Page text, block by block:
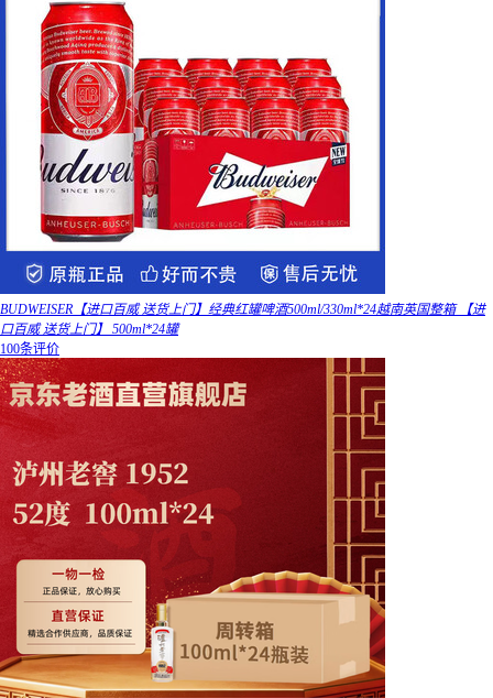
BUDWEISER【进口百威 送货上门】经典红罐啤酒500ml/330ml*24越南英国整箱 【进
口百威 送货上门】 500ml*24罐
100条评价